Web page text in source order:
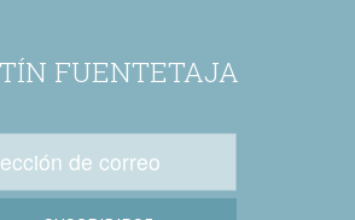
FUENTETAJA